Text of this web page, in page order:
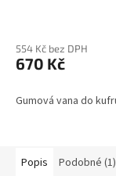
produktu
je
z
554 Kč bez DPH
670 Kč
Gumová vana do
Popis Podobné (1)